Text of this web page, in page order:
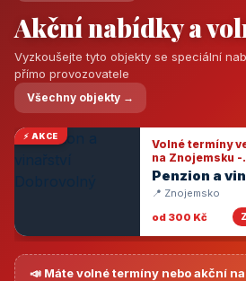
Akční nabídky a
Vyzkoušejte tyto objekty se speciální
přímo provozovatele
Všechny objekty →
⚡ AKCE
Volné termíny
na Znojemsku -
degustace vín
Penzion a
Dobrovolný
📍 Znojemsko
od 300 Kč
📣 Máte volné termíny nebo akční